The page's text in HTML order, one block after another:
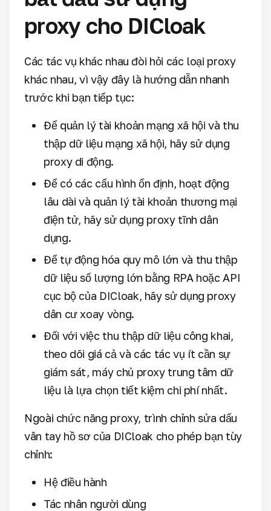
proxy cho DICloak
Các tác vụ khác nhau đòi hỏi các loại proxy
khác nhau, vì vậy đây là hướng dẫn nhanh
trước khi bạn tiếp tục:
Để quản lý tài khoản mạng xã hội và thu
thập dữ liệu mạng xã hội, hãy sử dụng
proxy di động.
Để có các cấu hình ổn định, hoạt động
lâu dài và quản lý tài khoản thương mại
điện tử, hãy sử dụng proxy tĩnh dân
dụng.
Để tự động hóa quy mô lớn và thu thập
dữ liệu số lượng lớn bằng RPA hoặc API
cục bộ của DICloak, hãy sử dụng proxy
dân cư xoay vòng.
Đối với việc thu thập dữ liệu công khai,
theo dõi giá cả và các tác vụ ít cần sự
giám sát, máy chủ proxy trung tâm dữ
liệu là lựa chọn tiết kiệm chi phí nhất.
Ngoài chức năng proxy, trình chỉnh sửa dấu
vân tay hồ sơ của DICloak cho phép bạn tùy
chỉnh:
Hệ điều hành
Tác nhân người dùng